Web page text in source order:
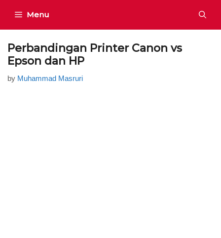
content
Menu
Perbandingan Printer Canon vs
Epson dan HP
by Muhammad Masruri